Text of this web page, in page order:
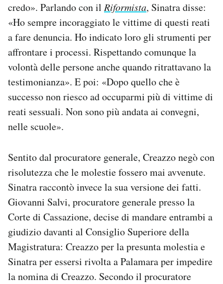
credo». Parlando con il Riformista, Sinatra disse:
«Ho sempre incoraggiato le vittime di questi reati
a fare denuncia. Ho indicato loro gli strumenti per
affrontare i processi. Rispettando comunque la
volontà delle persone anche quando ritrattavano la
testimonianza». E poi: «Dopo quello che è
successo non riesco ad occuparmi più di vittime di
reati sessuali. Non sono più andata ai convegni,
nelle scuole».
Sentito dal procuratore generale, Creazzo negò con
risolutezza che le molestie fossero mai avvenute.
Sinatra raccontò invece la sua versione dei fatti.
Giovanni Salvi, procuratore generale presso la
Corte di Cassazione, decise di mandare entrambi a
giudizio davanti al Consiglio Superiore della
Magistratura: Creazzo per la presunta molestia e
Sinatra per essersi rivolta a Palamara per impedire
la nomina di Creazzo. Secondo il procuratore